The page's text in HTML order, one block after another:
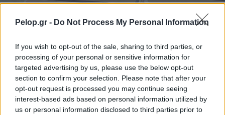
Pelop.gr - Do Not Process My Personal Information
If you wish to opt-out of the sale, sharing to third parties, or
processing of your personal or sensitive information for
targeted advertising by us, please use the below opt-out
section to confirm your selection. Please note that after your
opt-out request is processed you may continue seeing
interest-based ads based on personal information utilized by
us or personal information disclosed to third parties prior to
Το 5ο Τουρνουά 3on3 στην Ακράτα – Παρών ο Γιώργος